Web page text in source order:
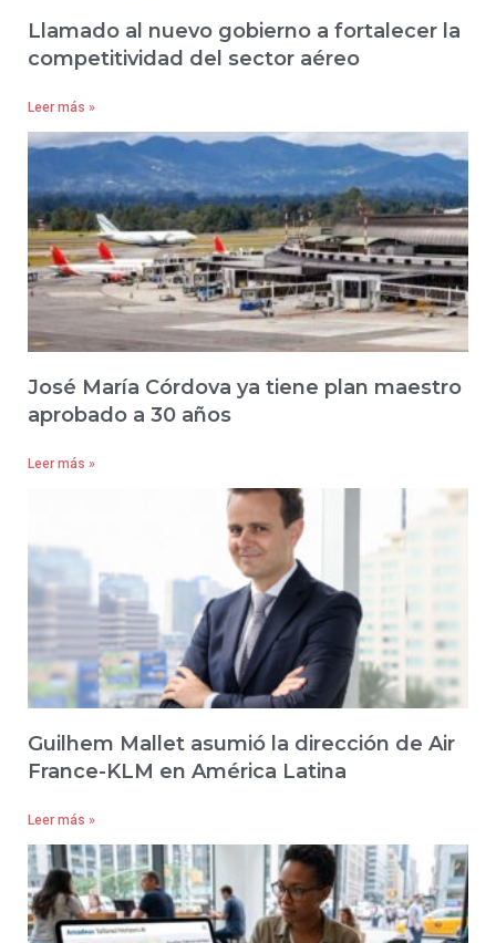
Llamado al nuevo gobierno a fortalecer la
competitividad del sector aéreo
Leer más »
José María Córdova ya tiene plan maestro
aprobado a 30 años
Leer más »
Guilhem Mallet asumió la dirección de Air
France-KLM en América Latina
Leer más »